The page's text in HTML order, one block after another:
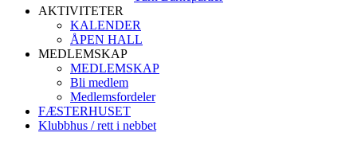
AKTIVITETER
KALENDER
ÅPEN HALL
MEDLEMSKAP
MEDLEMSKAP
Bli medlem
Medlemsfordeler
FÆSTERHUSET
Klubbhus / rett i nebbet